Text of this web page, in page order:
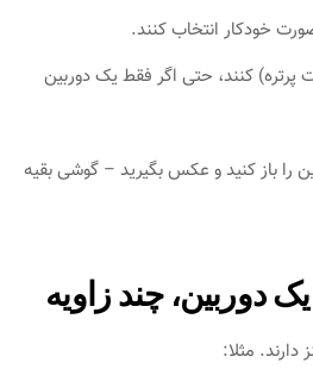
خودکار انتخاب کنند.
پرتره) کنند، حتی اگر فقط یک دوربین
را باز کنید و عکس بگیرید – گوشی بقیه
دوربین، چند زاویه
مثلا: